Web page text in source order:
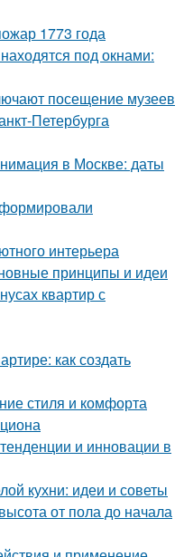
1773 года
под окнами:
посещение музеев
Петербурга
в Москве: даты
интерьера
принципы и идеи
квартир с
как создать
стиля и комфорта
и инновации в
кухни: идеи и советы
от пола до начала